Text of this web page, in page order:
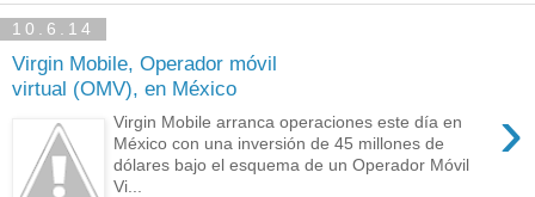
10.6.14
Virgin Mobile, Operador móvil
virtual (OMV), en México
›
Virgin Mobile arranca operaciones este día en
México con una inversión de 45 millones de
dólares bajo el esquema de un Operador Móvil
Vi...